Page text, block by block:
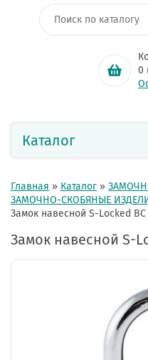
0
Каталог
Главная » Каталог »
ЗАМОЧНО-СКОБЯНЫЕ
Замок навесной S-Locked ВС
Замок навесной S-